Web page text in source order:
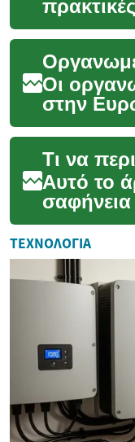
ταξίδια
Οι
στην
έναν
να
Αυτό το
σαφήνεια
για
ΤΕΧΝΟΛΟΓΊΑ